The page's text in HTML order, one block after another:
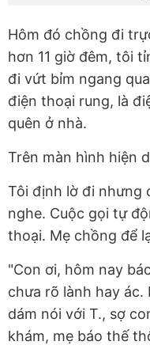
Hôm đó chồng đi
hơn 11 giờ đêm, tôi
đi vứt bỉm ngang
điện thoại rung, là
quên ở nhà.
Trên màn hình hiện
Tôi định lờ đi nhưng
nghe. Cuộc gọi tự
thoại. Mẹ chồng để
"Con ơi, hôm nay
chưa rõ lành hay ác.
dám nói với T., sợ
khám, mẹ báo thế